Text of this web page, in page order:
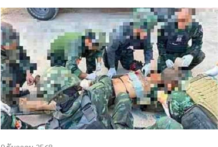
กองประจำการในหน่วยสังกัดเดียวกัน